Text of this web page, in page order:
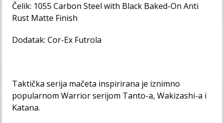
Čelik: 1055 Carbon Steel with Black Baked-On Anti
Rust Matte Finish
Dodatak: Cor-Ex Futrola
Taktička serija mačeta inspirirana je iznimno
popularnom Warrior serijom Tanto-a, Wakizashi-a i
Katana.